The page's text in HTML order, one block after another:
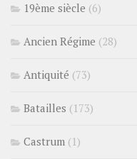
19ème siècle (6)
Ancien Régime (28)
Antiquité (73)
Batailles (173)
Castrum (1)